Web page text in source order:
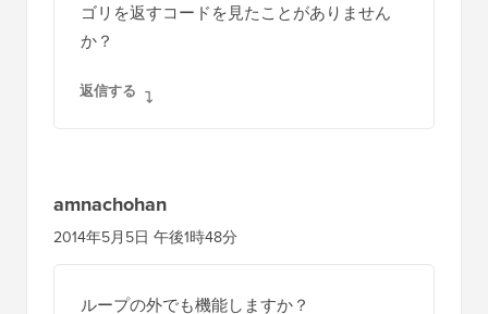
ゴリを返すコードを見たことがありません
か？
返信する
amnachohan
2014年5月5日 午後1時48分
ループの外でも機能しますか？